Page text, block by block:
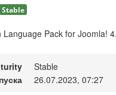
Stable
Pack for Joomla!
Stable
26.07.2023, 07:27